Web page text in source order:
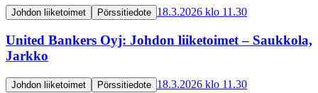
Johdon liiketoimet Pörssitiedote 18.3.2026 klo 11.30
United Bankers Oyj: Johdon liiketoimet – Saukkola,
Jarkko
Johdon liiketoimet Pörssitiedote 18.3.2026 klo 11.30